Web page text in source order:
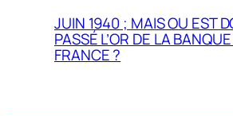
JUIN 1940 ; MAIS OU EST
PASSÉ L’OR DE LA
FRANCE ?